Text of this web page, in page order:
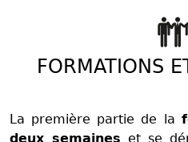
FORMATIONS
La première partie de la
deux semaines et se